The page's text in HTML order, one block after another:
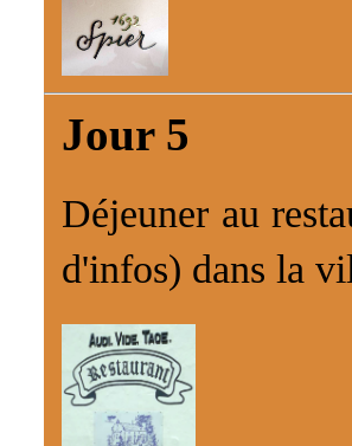
Jour 5
Déjeuner au
d'infos) dans la